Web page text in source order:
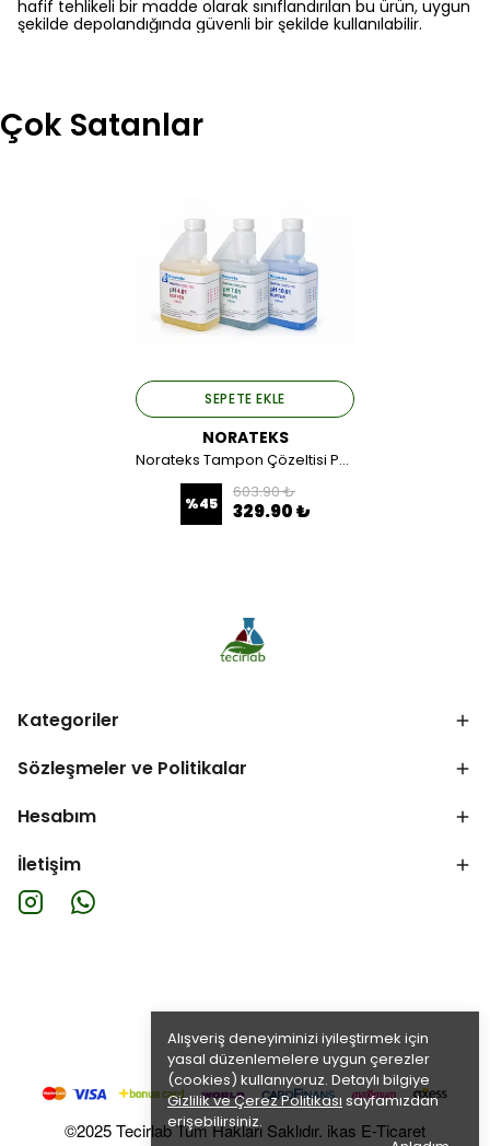
Alışveriş deneyiminizi iyileştirmek için
yasal düzenlemelere uygun çerezler
(cookies) kullanıyoruz. Detaylı bilgiye
Gizlilik ve Çerez Politikası sayfamızdan
erişebilirsiniz.
hafif tehlikeli bir madde olarak sınıflandırılan bu ürün, uygun
şekilde depolandığında güvenli bir şekilde kullanılabilir.
Çok Satanlar
SEPETE EKLE
NORATEKS
Norateks Tampon Çözeltisi Ph: 10.00 500 ML.
%45
603.90 ₺
329.90 ₺
Kategoriler
Sözleşmeler ve Politikalar
Hesabım
İletişim
©2025 Tecirlab Tüm Hakları Saklıdır. ikas E-Ticaret